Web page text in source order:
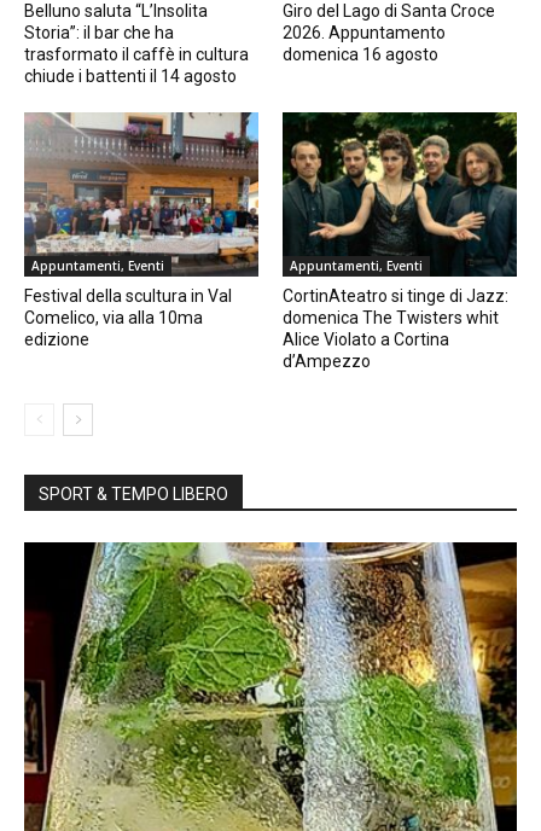
Belluno saluta “L’Insolita
Storia”: il bar che ha
trasformato il caffè in cultura
chiude i battenti il 14 agosto
Giro del Lago di Santa Croce
2026. Appuntamento
domenica 16 agosto
Appuntamenti, Eventi
Festival della scultura in Val
Comelico, via alla 10ma
edizione
Appuntamenti, Eventi
CortinAteatro si tinge di Jazz:
domenica The Twisters whit
Alice Violato a Cortina
d’Ampezzo
SPORT & TEMPO LIBERO